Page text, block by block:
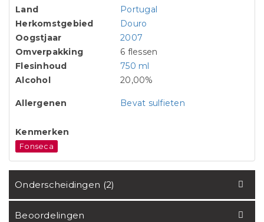
Land
Portugal
Herkomstgebied
Douro
Oogstjaar
2007
Omverpakking
6 flessen
Flesinhoud
750 ml
Alcohol
20,00%
Allergenen Bevat sulfieten
Kenmerken
Fonseca
Onderscheidingen (2)
Beoordelingen